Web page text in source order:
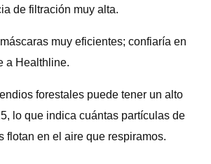
de filtración muy alta.
muy eficientes; confiaría en
a Healthline.
forestales puede tener un alto
lo que indica cuántas partículas de
flotan en el aire que respiramos.